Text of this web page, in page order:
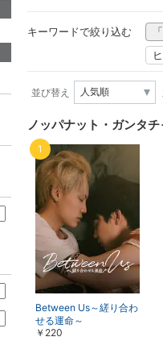
キーワードで絞り込む
並び替え
ノッパナット・ガンタ
Between Us～縒り合わ
せる運命～
￥220
1